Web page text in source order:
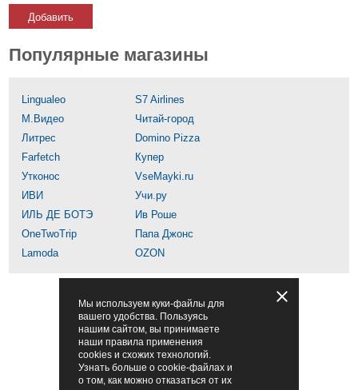
Добавить
Популярные магазины
Lingualeo
S7 Airlines
М.Видео
Читай-город
Литрес
Domino Pizza
Farfetch
Купер
Утконос
VseMayki.ru
ИВИ
Учи.ру
ИЛЬ ДЕ БОТЭ
Ив Роше
OneTwoTrip
Папа Джонс
Lamoda
OZON
Мы используем куки-файлы для
вашего удобства. Пользуясь
нашим сайтом, вы принимаете
наши правила применения
cookies и схожих технологий.
Узнать больше о cookie-файлах и
о том, как можно отказаться от их